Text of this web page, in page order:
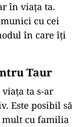
în viața ta.
cu cei
în care îți
Taur
ta s-ar
Este posibil să
mult cu familia